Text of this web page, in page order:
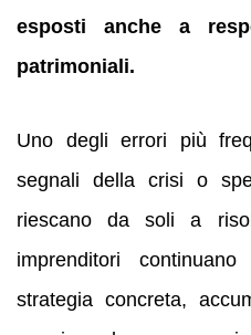
esposti anche a
patrimoniali.
Uno degli errori più
segnali della crisi o
riescano da soli a
imprenditori
strategia concreta,